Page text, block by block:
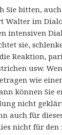
Sie bitten,
Walter im
intensiven
sie,
Reaktion,
usw.
wie
können Sie
nicht
auch für
nicht für